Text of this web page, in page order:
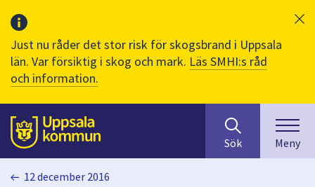
Just nu råder det stor risk för skogsbrand i Uppsala
län. Var försiktig i skog och mark. Läs SMHI:s råd
och information.
Till sidans
huvudinnehåll
efter
innehåll
på
Sök Meny
12 december 2016